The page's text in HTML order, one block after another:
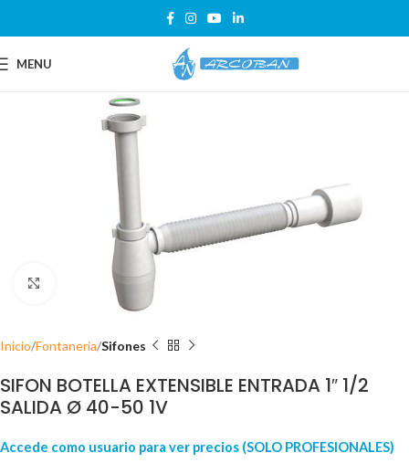
MENU
Click para ampliar
Inicio Fontanería Sifones
SIFON BOTELLA EXTENSIBLE ENTRADA 1″ 1/2
SALIDA Ø 40-50 1V
Accede como usuario para ver precios (SOLO PROFESIONALES)